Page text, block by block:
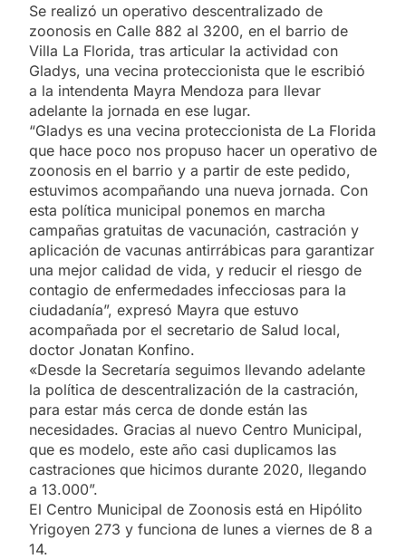
Se realizó un operativo descentralizado de
zoonosis en Calle 882 al 3200, en el barrio de
Villa La Florida, tras articular la actividad con
Gladys, una vecina proteccionista que le escribió
a la intendenta Mayra Mendoza para llevar
adelante la jornada en ese lugar.
“Gladys es una vecina proteccionista de La Florida
que hace poco nos propuso hacer un operativo de
zoonosis en el barrio y a partir de este pedido,
estuvimos acompañando una nueva jornada. Con
esta política municipal ponemos en marcha
campañas gratuitas de vacunación, castración y
aplicación de vacunas antirrábicas para garantizar
una mejor calidad de vida, y reducir el riesgo de
contagio de enfermedades infecciosas para la
ciudadanía”, expresó Mayra que estuvo
acompañada por el secretario de Salud local,
doctor Jonatan Konfino.
«Desde la Secretaría seguimos llevando adelante
la política de descentralización de la castración,
para estar más cerca de donde están las
necesidades. Gracias al nuevo Centro Municipal,
que es modelo, este año casi duplicamos las
castraciones que hicimos durante 2020, llegando
a 13.000”.
El Centro Municipal de Zoonosis está en Hipólito
Yrigoyen 273 y funciona de lunes a viernes de 8 a
14.